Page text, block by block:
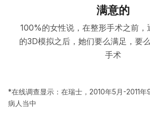
满意的
100%的女性说，在整形手术之前，
的3D模拟之后，她们要么满足，要
手术
*在线调查显示：在瑞士，2010年5月-2011
病人当中